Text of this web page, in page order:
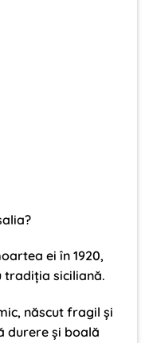
ei în 1920,
tradiția siciliană.
născut fragil și
durere și boală